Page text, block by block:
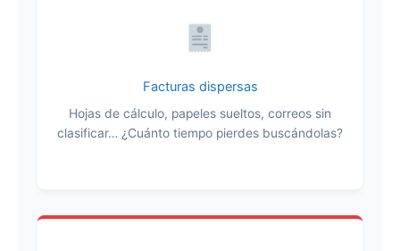
Facturas dispersas
Hojas de cálculo, papeles sueltos, correos sin
clasificar… ¿Cuánto tiempo pierdes buscándolas?